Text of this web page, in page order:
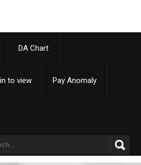
DA Chart
to view Pay Anomaly